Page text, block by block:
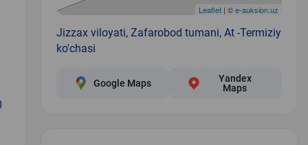
Leaflet| ©e-auksion.uz
Jizzax viloyati, Zafarobod tumani, At -Termiziy
ko'chasi
Google Maps
Yandex
Maps